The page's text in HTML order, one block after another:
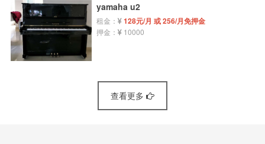
yamaha u2
租金： 128元/月 或 256/月免押金
押金： 10000
查看更多